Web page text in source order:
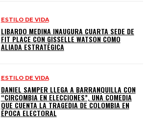
ESTILO DE VIDA
LIBARDO MEDINA INAUGURA CUARTA SEDE DE
FIT PLACE CON GISSELLE WATSON COMO
ALIADA ESTRATÉGICA
ESTILO DE VIDA
DANIEL SAMPER LLEGA A BARRANQUILLA CON
“CIRCOMBIA EN ELECCIONES”, UNA COMEDIA
QUE CUENTA LA TRAGEDIA DE COLOMBIA EN
ÉPOCA ELECTORAL